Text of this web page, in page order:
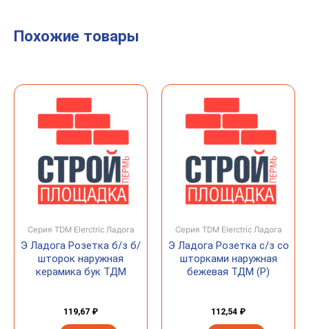
Похожие товары
Серия TDM Elerctric Ладога
Э Ладога Розетка б/з б/
шторок наружная
керамика бук ТДМ
119,67 ₽
Серия TDM Elerctric Ладога
Э Ладога Розетка с/з со
шторками наружная
бежевая ТДМ (Р)
112,54 ₽